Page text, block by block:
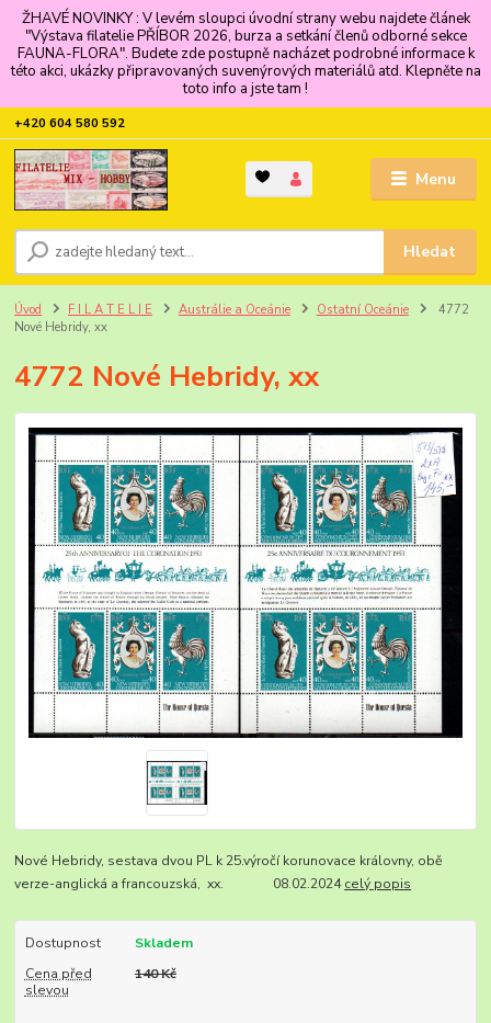
ŽHAVÉ NOVINKY : V levém sloupci úvodní strany webu najdete článek
"Výstava filatelie PŘÍBOR 2026, burza a setkání členů odborné sekce
FAUNA-FLORA". Budete zde postupně nacházet podrobné informace k
této akci, ukázky připravovaných suvenýrových materiálů atd. Klepněte na
toto info a jste tam !
Menu
Hledat
+420 604 580 592
Úvod F I L A T E L I E Austrálie a Oceánie Ostatní Oceánie
4772
Nové Hebridy, xx
4772 Nové Hebridy, xx
Nové Hebridy, sestava dvou PL k 25.výročí korunovace královny, obě
verze-anglická a francouzská, xx. 08.02.2024celý popis
Dostupnost
Skladem
Cena před
slevou
140 Kč